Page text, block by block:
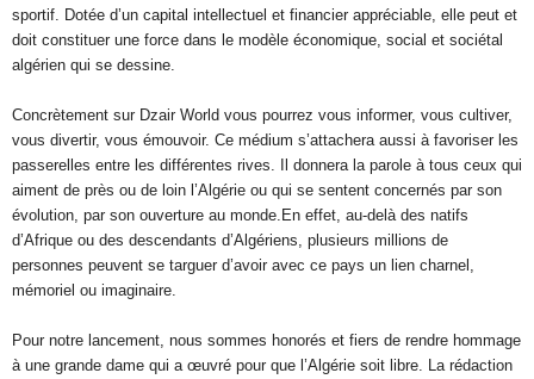
sportif. Dotée d’un capital intellectuel et financier appréciable, elle peut et
doit constituer une force dans le modèle économique, social et sociétal
algérien qui se dessine.
Concrètement sur Dzair World vous pourrez vous informer, vous cultiver,
vous divertir, vous émouvoir. Ce médium s’attachera aussi à favoriser les
passerelles entre les différentes rives. Il donnera la parole à tous ceux qui
aiment de près ou de loin l’Algérie ou qui se sentent concernés par son
évolution, par son ouverture au monde.En effet, au-delà des natifs
d’Afrique ou des descendants d’Algériens, plusieurs millions de
personnes peuvent se targuer d’avoir avec ce pays un lien charnel,
mémoriel ou imaginaire.
Pour notre lancement, nous sommes honorés et fiers de rendre hommage
à une grande dame qui a œuvré pour que l’Algérie soit libre. La rédaction